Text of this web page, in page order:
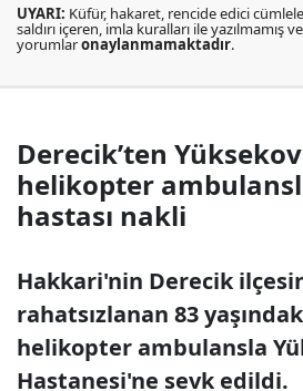
UYARI: Küfür, hakaret, rencide edici
saldırı içeren, imla kuralları ile yazılmamış
yorumlaronaylanmamaktadır.
Derecik’ten
helikopter
hastası nakli
Hakkari'nin Derecik
rahatsızlanan 83
helikopter ambulansla
Hastanesi'ne sevk edildi.